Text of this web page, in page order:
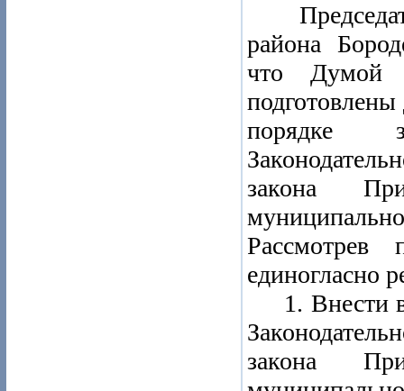
района
что Думой
порядке
закона
Рассмотрев
единогласно
1. Внести в
закона